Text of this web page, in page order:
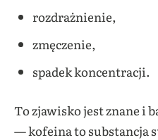
rozdrażnienie,
zmęczenie,
spadek koncentracji.
To zjawisko jest znane i
— kofeina to substancja